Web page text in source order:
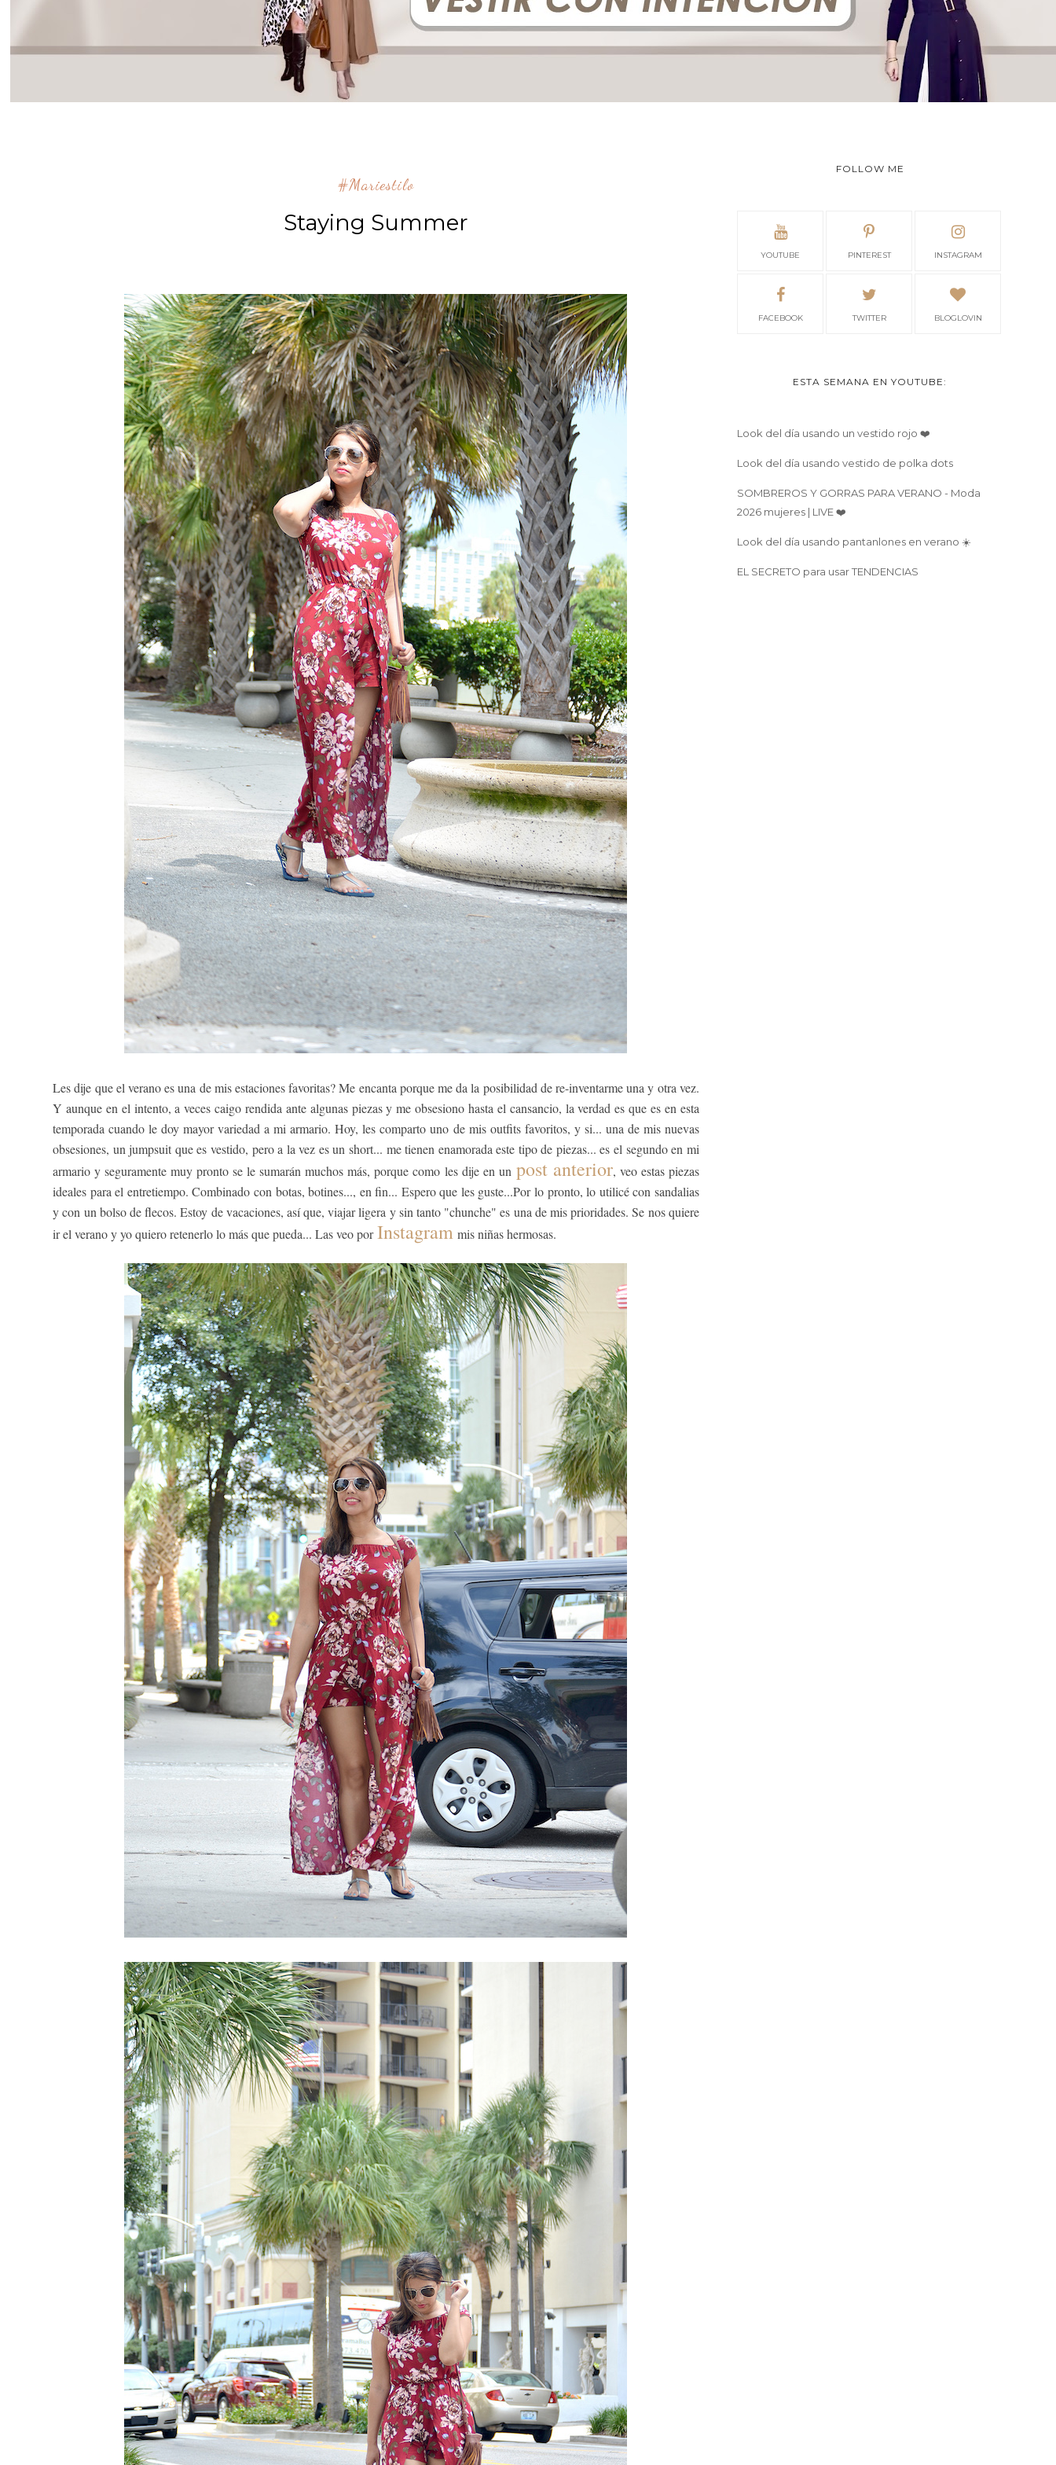
#mariestilo
Staying Summer
Les dije que el verano es una de mis estaciones favoritas? Me encanta porque me da la posibilidad de re-inventarme una y otra vez.
Y aunque en el intento, a veces caigo rendida ante algunas piezas y me obsesiono hasta el cansancio, la verdad es que es en esta
temporada cuando le doy mayor variedad a mi armario. Hoy, les comparto uno de mis outfits favoritos, y si... una de mis nuevas
obsesiones, un jumpsuit que es vestido, pero a la vez es un short... me tienen enamorada este tipo de piezas... es el segundo en mi
armario y seguramente muy pronto se le sumarán muchos más, porque como les dije en un post anterior, veo estas piezas
ideales para el entretiempo. Combinado con botas, botines..., en fin... Espero que les guste...Por lo pronto, lo utilicé con sandalias
y con un bolso de flecos. Estoy de vacaciones, así que, viajar ligera y sin tanto "chunche" es una de mis prioridades. Se nos quiere
ir el verano y yo quiero retenerlo lo más que pueda... Las veo por Instagram mis niñas hermosas.
FOLLOW ME
YOUTUBE PINTEREST INSTAGRAM
FACEBOOK TWITTER BLOGLOVIN
ESTA SEMANA EN YOUTUBE:
Look del día usando un vestido rojo ❤️
Look del día usando vestido de polka dots
SOMBREROS Y GORRAS PARA VERANO - Moda
2026 mujeres | LIVE ❤️
Look del día usando pantanlones en verano ☀️
EL SECRETO para usar TENDENCIAS